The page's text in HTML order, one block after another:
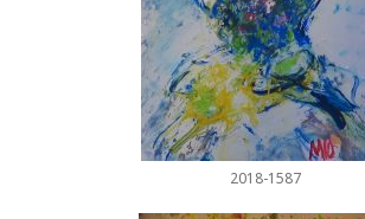
2018-1587